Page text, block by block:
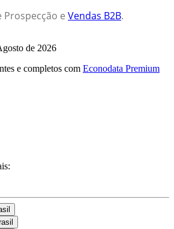
e Vendas B2B.
de 2026
e completos com Econodata Premium